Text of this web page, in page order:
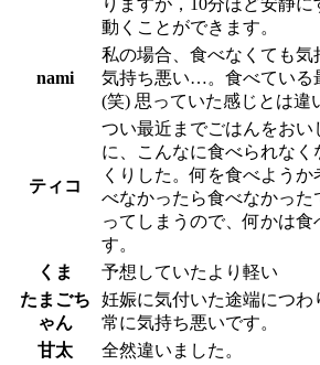
動くことができます。
nami
私の場合、食べなくても気
気持ち悪い…。食べている
(笑) 思っていた感じとは違
ティコ
つい最近までごはんをおい
に、こんなに食べられなく
くりした。何を食べよう
べなかったら食べなかった
ってしまうので、何かは食
す。
くま
予想していたより軽い
たまごち
ゃん
妊娠に気付いた途端につわ
常に気持ち悪いです。
甘太
全然違いました。